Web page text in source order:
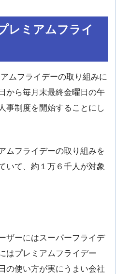
レミアムフライ
ムフライデーの取り組みに
から毎月末最終金曜日の午
事制度を開始することにし
ムフライデーの取り組みを
いて、約１万６千人が対象
ザーにはスーパーフライデ
はプレミアムフライデー
の使い方が実にうまい会社